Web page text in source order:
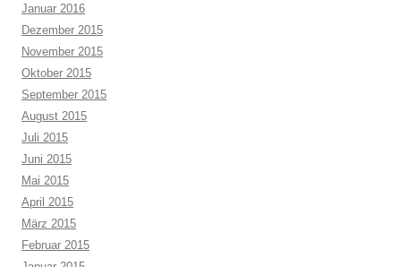
Januar 2016
Dezember 2015
November 2015
Oktober 2015
September 2015
August 2015
Juli 2015
Juni 2015
Mai 2015
April 2015
März 2015
Februar 2015